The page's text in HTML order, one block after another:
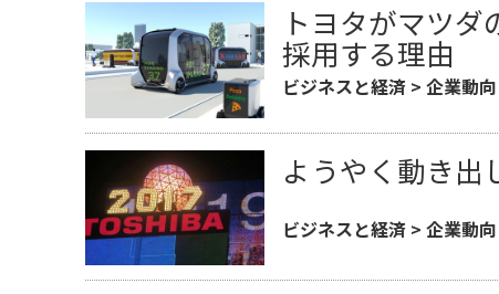
トヨタがマツ
採用する理由
ビジネスと経済 >企業動向
ようやく動き出
ビジネスと経済 >企業動向